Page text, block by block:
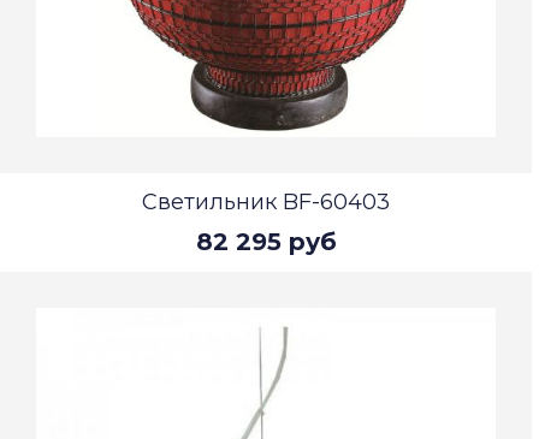
Светильник BF-60403
82 295 руб